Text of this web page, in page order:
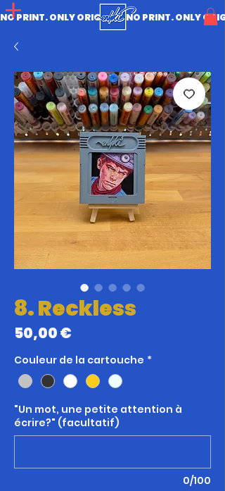
NO PRINT. ONLY ORIGINAL.
8. Reckless
50,00 €
Couleur de la cartouche *
"Un mot, une petite attention à
écrire?" (facultatif)
0/100